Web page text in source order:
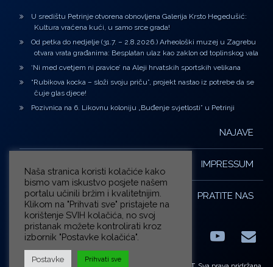
U središtu Petrinje otvorena obnovljena Galerija Krsto Hegedušić:
Kultura vraćena kući, u samo srce grada!
Od petka do nedjelje (31.7. – 2.8.2026.) Arheološki muzej u Zagrebu
otvara vrata građanima: Besplatan ulaz kao zaklon od toplinskog vala
‘Ni med cvetjem ni pravice’ na Aleji hrvatskih sportskih velikana
“Rubikova kocka – složi svoju priču”, projekt nastao iz potrebe da se
čuje glas djece!
Pozivnica na 6. Likovnu koloniju „Buđenje svjetlosti” u Petrinji
NAJAVE
IMPRESSUM
PRATITE NAS
FacebookLinkedIn E-
Naša stranica koristi kolačiće kako
bismo vam iskustvo posjete našem
portalu učinili bržim i kvalitetnijim.
Klikom na "Prihvati sve" pristajete na
korištenje SVIH kolačića, no svoj
pristanak možete kontrolirati kroz
izbornik "Postavke kolačića".
Postavke Prihvati sve